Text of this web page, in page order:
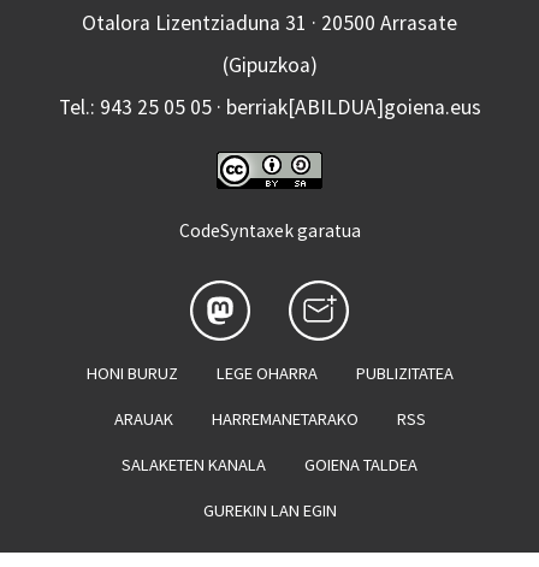
Otalora Lizentziaduna 31 · 20500 Arrasate
(Gipuzkoa)
Tel.: 943 25 05 05 · berriak[ABILDUA]goiena.eus
CodeSyntaxek garatua
HONI BURUZ LEGE OHARRA PUBLIZITATEA
ARAUAK HARREMANETARAKO RSS
SALAKETEN KANALA GOIENA TALDEA
GUREKIN LAN EGIN